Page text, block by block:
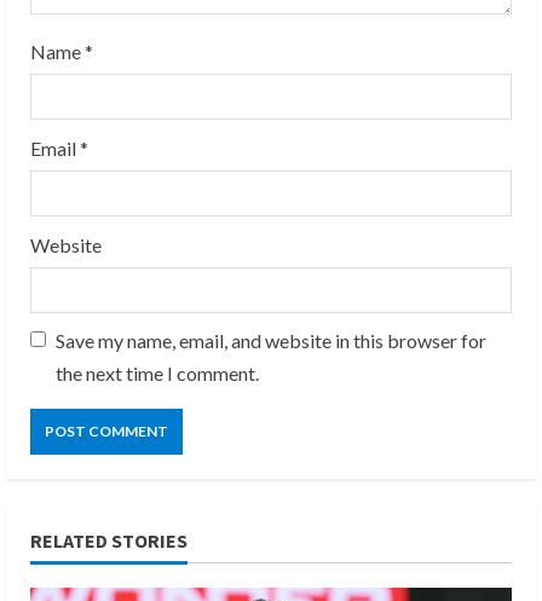
g
Name*
Email*
Website
Save my name, email, and website in this browser for
the next time I comment.
RELATED STORIES